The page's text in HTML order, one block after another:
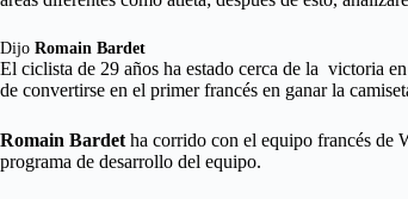
Dijo Romain Bardet
El ciclista de 29 años ha estado cerca de la victoria
de convertirse en el primer francés en ganar la
Romain Bardet ha corrido con el equipo francés de
programa de desarrollo del equipo.